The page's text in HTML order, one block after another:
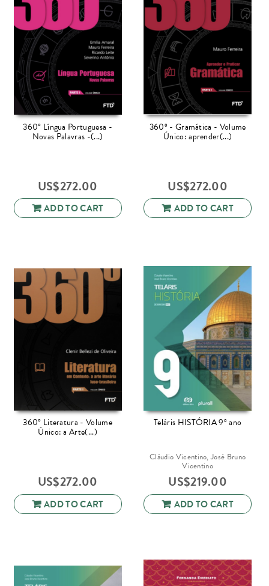
360° Língua Portuguesa -
Novas Palavras -(...)
US$272.00
ADD TO CART
360º - Gramática - Volume
Único: aprender(...)
US$272.00
ADD TO CART
360° Literatura - Volume
Único: a Arte(...)
US$272.00
ADD TO CART
Teláris HISTÓRIA 9º ano
Cláudio Vicentino, José Bruno
Vicentino
US$219.00
ADD TO CART